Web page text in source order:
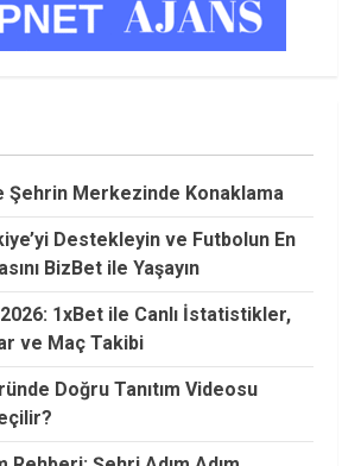
Şehrin Merkezinde Konaklama
Destekleyin ve Futbolun En
BizBet ile Yaşayın
2026: 1xBet ile Canlı İstatistikler,
ve Maç Takibi
Doğru Tanıtım Videosu